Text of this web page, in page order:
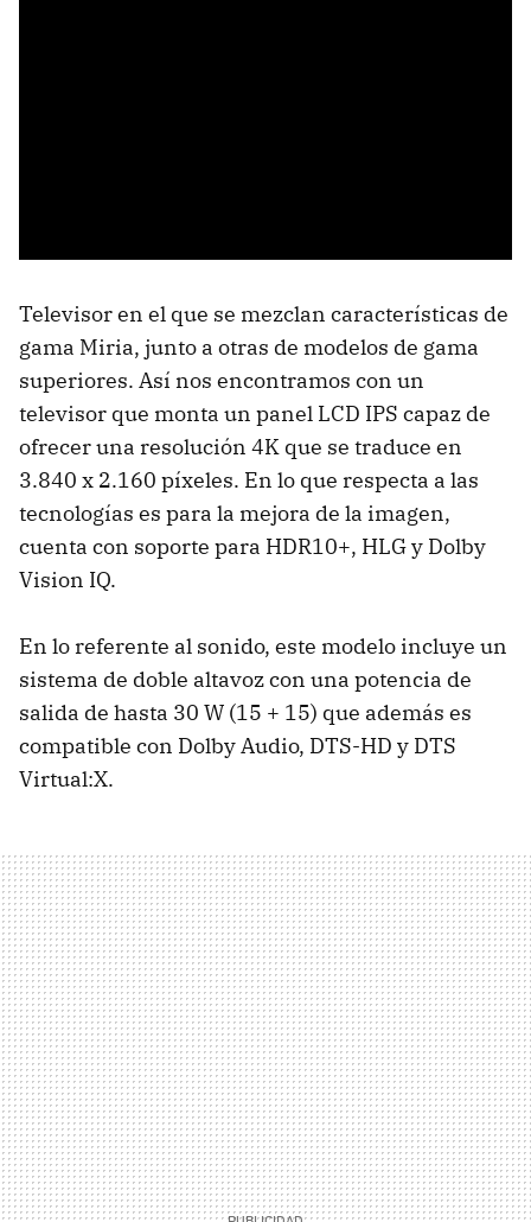
Televisor en el que se mezclan características de
gama Miria, junto a otras de modelos de gama
superiores. Así nos encontramos con un
televisor que monta un panel LCD IPS capaz de
ofrecer una resolución 4K que se traduce en
3.840 x 2.160 píxeles. En lo que respecta a las
tecnologías es para la mejora de la imagen,
cuenta con soporte para HDR10+, HLG y Dolby
Vision IQ.
En lo referente al sonido, este modelo incluye un
sistema de doble altavoz con una potencia de
salida de hasta 30 W (15 + 15) que además es
compatible con Dolby Audio, DTS-HD y DTS
Virtual:X.